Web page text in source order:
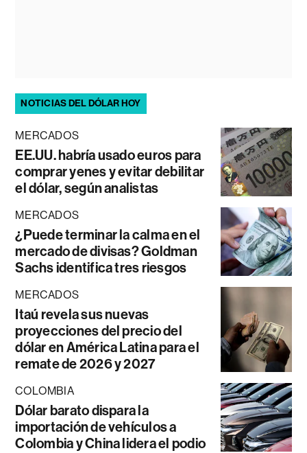
NOTICIAS DEL DÓLAR HOY
MERCADOS
EE.UU. habría usado euros para
comprar yenes y evitar debilitar
el dólar, según analistas
MERCADOS
¿Puede terminar la calma en el
mercado de divisas? Goldman
Sachs identifica tres riesgos
MERCADOS
Itaú revela sus nuevas
proyecciones del precio del
dólar en América Latina para el
remate de 2026 y 2027
COLOMBIA
Dólar barato dispara la
importación de vehículos a
Colombia y China lidera el podio